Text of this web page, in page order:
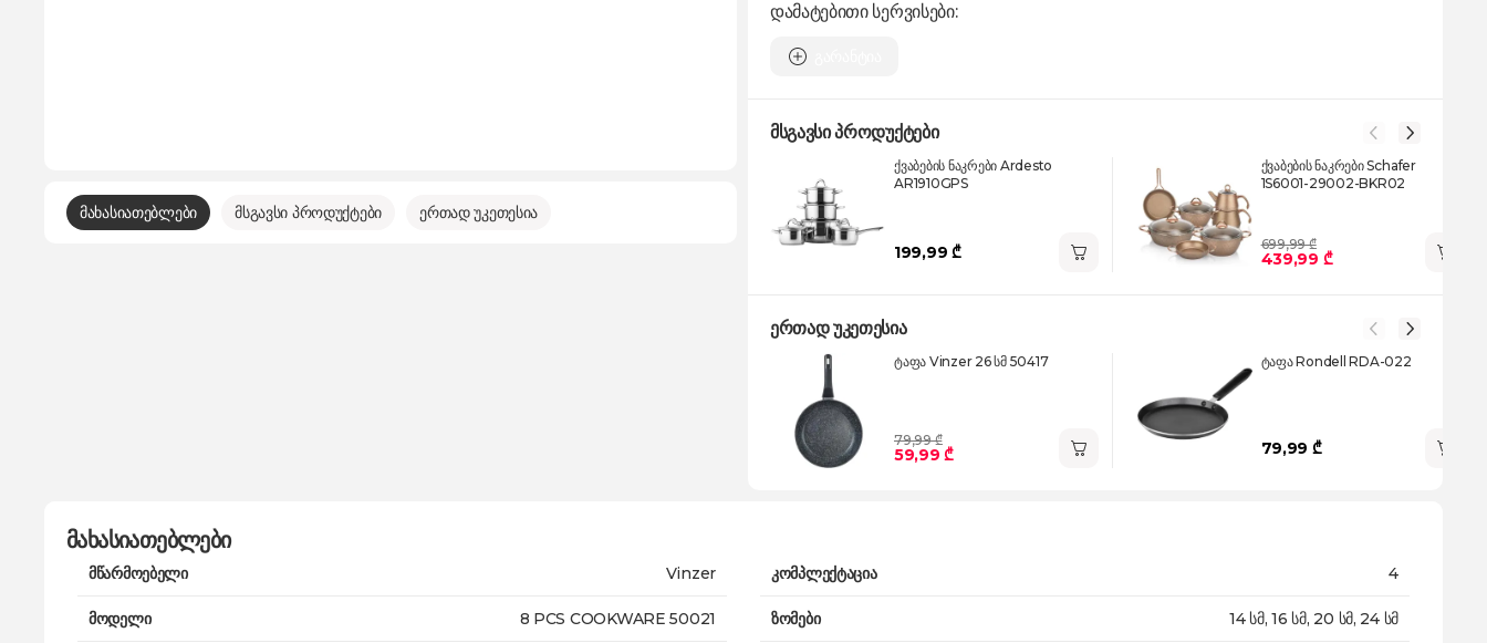
მახასიათებლები მსგავსი პროდუქტები ერთად უკეთესია
დამატებითი სერვისები:
მსგავსი პროდუქტები
ქვაბების ნაკრები Ardesto
AR1910GPS
199,99 ₾
ქვაბების ნაკრები Schafer
1S6001-29002-BKR02
699,99 ₾
439,99 ₾
ერთად უკეთესია
ტაფა Vinzer 26 სმ 50417
79,99 ₾
59,99 ₾
ტაფა Rondell RDA-022
79,99 ₾
მახასიათებლები
მწარმოებელი Vinzer
მოდელი 8 PCS COOKWARE 50021
კომპლექტაცია 4
ზომები 14 სმ, 16 სმ, 20 სმ, 24 სმ